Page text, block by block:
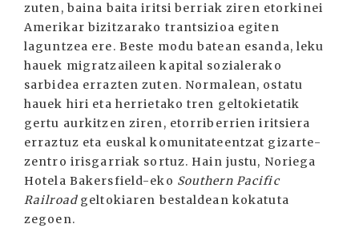
zuten, baina baita iritsi berriak ziren etorkinei
Amerikar bizitzarako trantsizioa egiten
laguntzea ere. Beste modu batean esanda, leku
hauek migratzaileen kapital sozialerako
sarbidea errazten zuten. Normalean, ostatu
hauek hiri eta herrietako tren geltokietatik
gertu aurkitzen ziren, etorriberrien iritsiera
erraztuz eta euskal komunitateentzat gizarte-
zentro irisgarriak sortuz. Hain justu, Noriega
Hotela Bakersfield-eko Southern Pacific
Railroadgeltokiaren bestaldean kokatuta
zegoen.